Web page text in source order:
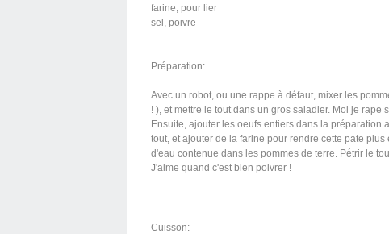
farine, pour lier
sel, poivre
Préparation:
Avec un robot, ou une rappe à défaut, mixer les
! ), et mettre le tout dans un gros saladier. Moi je rape
Ensuite, ajouter les oeufs entiers dans la préparation
tout, et ajouter de la farine pour rendre cette pate
d'eau contenue dans les pommes de terre. Pétrir le
J'aime quand c'est bien poivrer !
Cuisson: